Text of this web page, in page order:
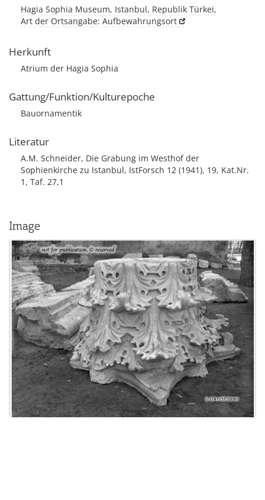
Hagia Sophia Museum, Istanbul, Republik Türkei,
Art der Ortsangabe: Aufbewahrungsort
Herkunft
Atrium der Hagia Sophia
Gattung/Funktion/Kulturepoche
Bauornamentik
Literatur
A.M. Schneider, Die Grabung im Westhof der
Sophienkirche zu Istanbul, IstForsch 12 (1941), 19, Kat.Nr.
1, Taf. 27,1
Image